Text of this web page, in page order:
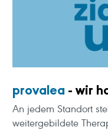
provalea- wir
An jedem Standort
weitergebildete